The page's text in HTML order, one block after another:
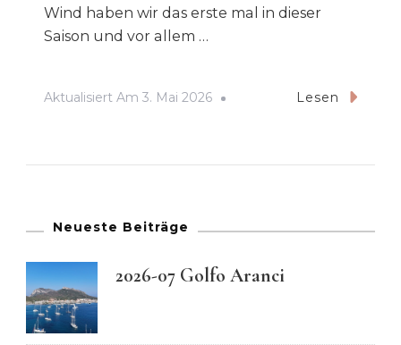
Wind haben wir das erste mal in dieser
Saison und vor allem …
Aktualisiert Am 3. Mai 2026 Lesen
Neueste Beiträge
2026-07 Golfo Aranci